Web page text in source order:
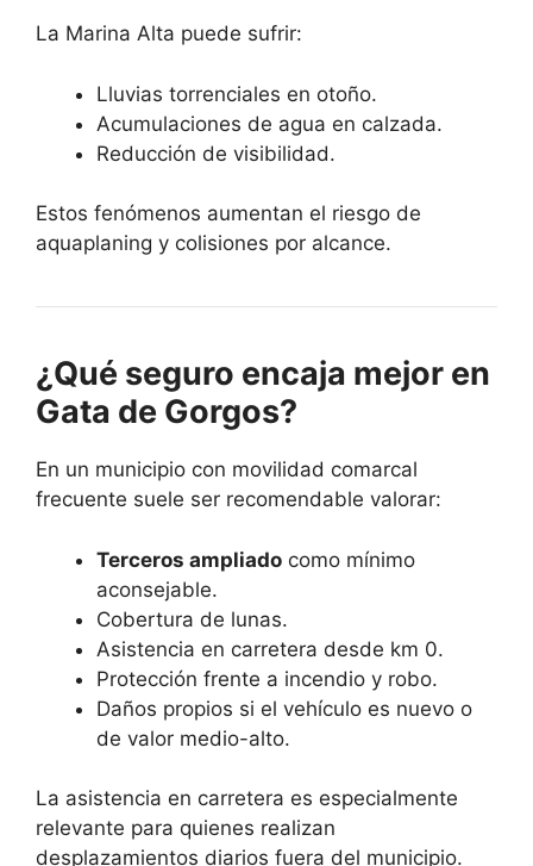
La Marina Alta puede sufrir:
Lluvias torrenciales en otoño.
Acumulaciones de agua en calzada.
Reducción de visibilidad.
Estos fenómenos aumentan el riesgo de
aquaplaning y colisiones por alcance.
¿Qué seguro encaja mejor en
Gata de Gorgos?
En un municipio con movilidad comarcal
frecuente suele ser recomendable valorar:
Terceros ampliado como mínimo
aconsejable.
Cobertura de lunas.
Asistencia en carretera desde km 0.
Protección frente a incendio y robo.
Daños propios si el vehículo es nuevo o
de valor medio-alto.
La asistencia en carretera es especialmente
relevante para quienes realizan
desplazamientos diarios fuera del municipio.